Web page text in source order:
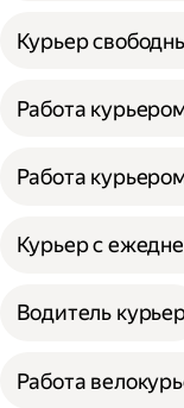
Курьер
Работа
Работа
Курьер с
Водитель
Работа